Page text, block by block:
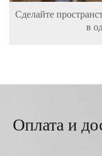
Сделайте
в
Оплата и